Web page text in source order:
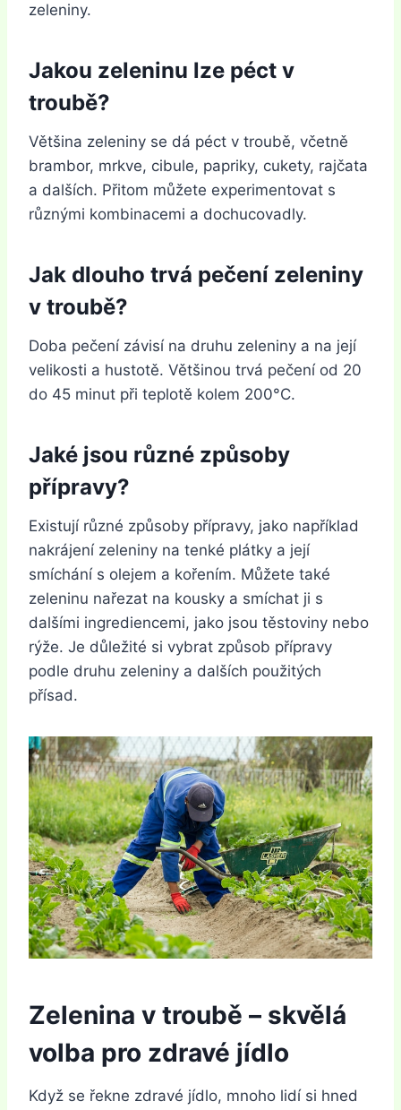
zeleniny.
Jakou zeleninu lze péct v
troubě?
Většina zeleniny se dá péct v troubě, včetně
brambor, mrkve, cibule, papriky, cukety, rajčata
a dalších. Přitom můžete experimentovat s
různými kombinacemi a dochucovadly.
Jak dlouho trvá pečení zeleniny
v troubě?
Doba pečení závisí na druhu zeleniny a na její
velikosti a hustotě. Většinou trvá pečení od 20
do 45 minut při teplotě kolem 200°C.
Jaké jsou různé způsoby
přípravy?
Existují různé způsoby přípravy, jako například
nakrájení zeleniny na tenké plátky a její
smíchání s olejem a kořením. Můžete také
zeleninu nařezat na kousky a smíchat ji s
dalšími ingrediencemi, jako jsou těstoviny nebo
rýže. Je důležité si vybrat způsob přípravy
podle druhu zeleniny a dalších použitých
přísad.
Zelenina v troubě – skvělá
volba pro zdravé jídlo
Když se řekne zdravé jídlo, mnoho lidí si hned